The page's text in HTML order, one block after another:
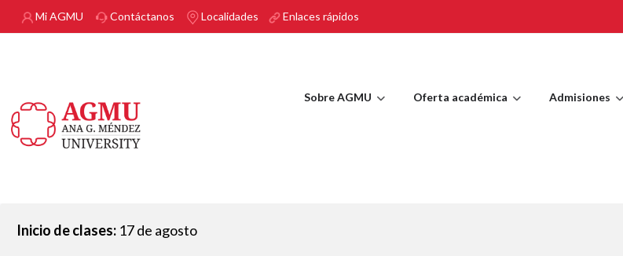
Pasar al contenido principal
Mi AGMU Contáctanos Localidades Enlaces rápidos
Sobre AGMU Oferta académica Admisiones
Inicio de clases: 17 de agosto